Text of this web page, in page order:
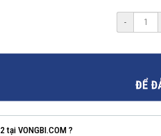
-
tại VONGBI.COM ?